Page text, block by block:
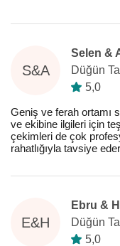
S&A
Selen &
Düğün
5,0
Geniş ve ferah ortamı
ve ekibine ilgileri için
çekimleri de çok
rahatlığıyla tavsiye
E&H
Ebru &
Düğün
5,0